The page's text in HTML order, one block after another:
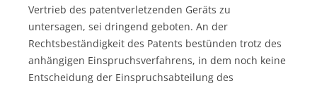
Vertrieb des patentverletzenden Geräts zu
untersagen, sei dringend geboten. An der
Rechtsbeständigkeit des Patents bestünden trotz des
anhängigen Einspruchsverfahrens, in dem noch keine
Entscheidung der Einspruchsabteilung des